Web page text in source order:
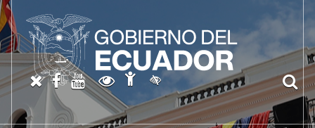
X oficial del SRI
Facebook oficial SRI
Canal del SRI en YouTube
Abrir página de
Abrir página de
Activar/quitar contraste